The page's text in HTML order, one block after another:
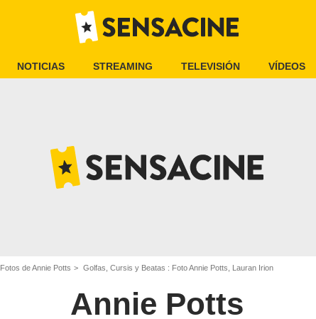
NOTICIAS STREAMING TELEVISIÓN VÍDEOS
Fotos de Annie Potts Golfas, Cursis y Beatas : Foto Annie Potts, Lauran Irion
Annie Potts